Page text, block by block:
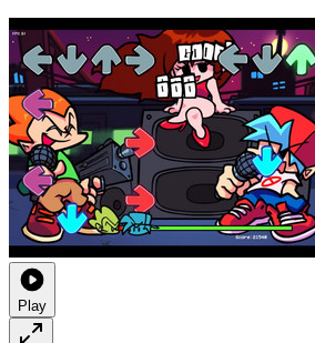
Play